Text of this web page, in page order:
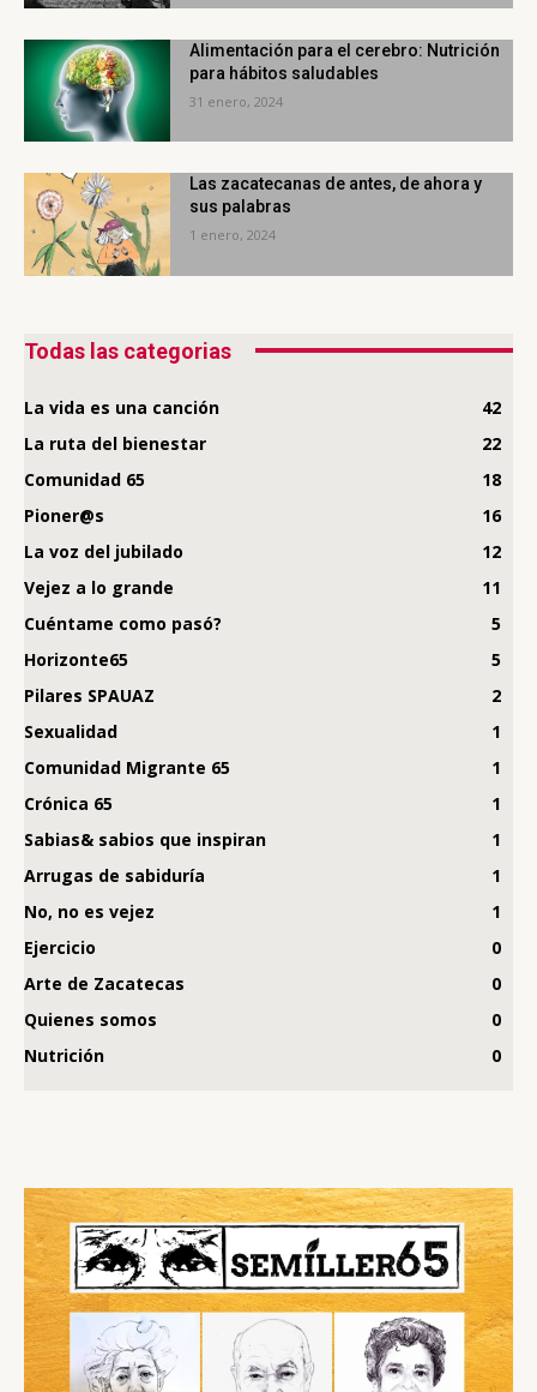
Alimentación para el cerebro: Nutrición
para hábitos saludables
31 enero, 2024
Las zacatecanas de antes, de ahora y
sus palabras
1 enero, 2024
Todas las categorias
La vida es una canción
42
La ruta del bienestar
22
Comunidad 65
18
Pioner@s
16
La voz del jubilado
12
Vejez a lo grande
11
Cuéntame como pasó?
5
Horizonte65
5
Pilares SPAUAZ
2
Sexualidad
1
Comunidad Migrante 65
1
Crónica 65
1
Sabias& sabios que inspiran
1
Arrugas de sabiduría
1
No, no es vejez
1
Ejercicio
0
Arte de Zacatecas
0
Quienes somos
0
Nutrición
0